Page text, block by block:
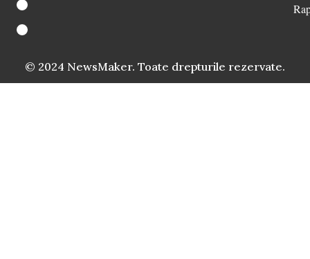
© 2024 NewsMaker. Toate drepturile rezervate.